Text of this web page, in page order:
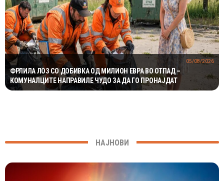
ФРЛИЛА ЛОЗ СО ДОБИВКА ОД МИЛИОН ЕВРА ВО ОТПАД –
КОМУНАЛЦИТЕ НАПРАВИЛЕ ЧУДО ЗА ДА ГО ПРОНАЈДАТ
05/08/2026
НАЈНОВИ